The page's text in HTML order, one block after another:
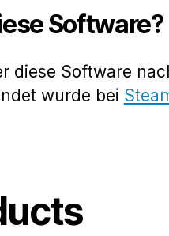
Software?
diese Software
wurde bei